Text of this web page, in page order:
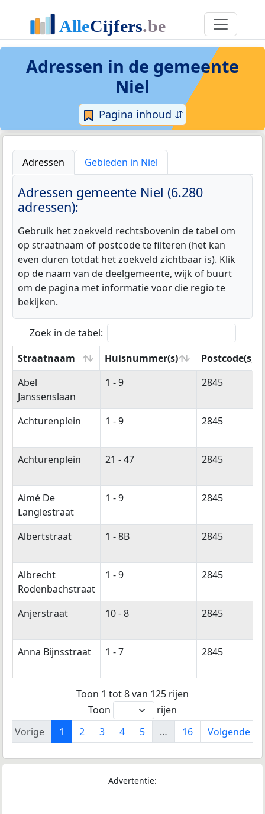
Adressen in de gemeente
Niel
Pagina inhoud ⇵
Adressen Gebieden in Niel
Adressen gemeente Niel (6.280
adressen):
Gebruik het zoekveld rechtsbovenin de tabel om
op straatnaam of postcode te filteren (het kan
even duren totdat het zoekveld zichtbaar is). Klik
op de naam van de deelgemeente, wijk of buurt
om de pagina met informatie voor die regio te
bekijken.
Zoek in de tabel:
Straatnaam
Huisnummer(s)
Postcode(s)
Straatnaam
Huisnummer(s) Postcode(s)
Abel
Janssenslaan
1 - 9 2845
Achturenplein 1 - 9 2845
Achturenplein 21 - 47 2845
Aimé De
Langlestraat
1 - 9 2845
Albertstraat 1 - 8B 2845
Albrecht
Rodenbachstraat
1 - 9 2845
Anjerstraat 10 - 8 2845
Anna Bijnsstraat 1 - 7 2845
Toon 1 tot 8 van 125 rijen
Toon
rijen
Vorige
1 2 3 4 5 … 16 Volgende
Advertentie: